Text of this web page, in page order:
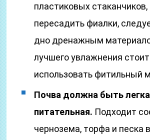
пластиковых
пересадить фиалки,
дно дренажным
лучшего увлажнения стоит
использовать фитильный
Почва должна быть
питательная. Подходит
чернозема, торфа и песка